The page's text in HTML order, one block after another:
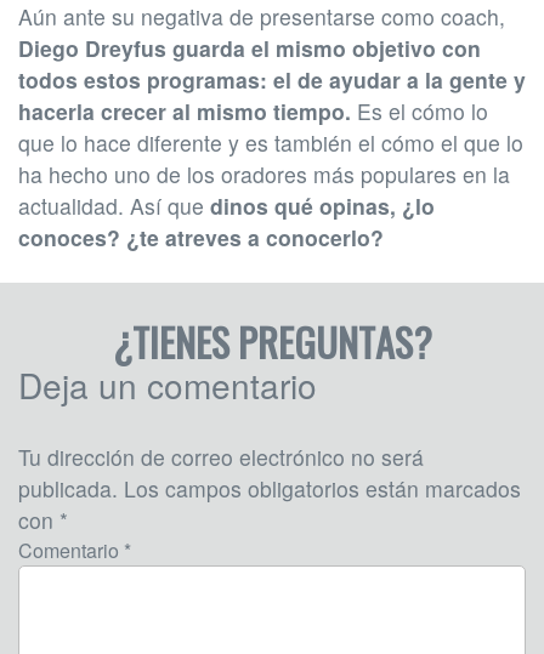
Aún ante su negativa de presentarse como coach,
Diego Dreyfus guarda el mismo objetivo con
todos estos programas: el de ayudar a la gente y
hacerla crecer al mismo tiempo. Es el cómo lo
que lo hace diferente y es también el cómo el que lo
ha hecho uno de los oradores más populares en la
actualidad. Así que dinos qué opinas, ¿lo
conoces? ¿te atreves a conocerlo?
¿TIENES PREGUNTAS?
Deja un comentario
Tu dirección de correo electrónico no será
publicada. Los campos obligatorios están marcados
con *
Comentario *